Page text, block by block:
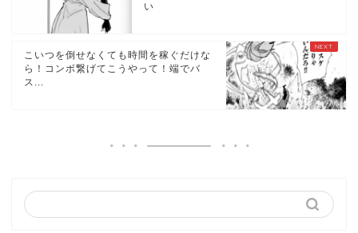
い
こいつを倒せなくても時間を稼ぐだけな
ら！コンボ繋げてこうやって！端でバ
ス...